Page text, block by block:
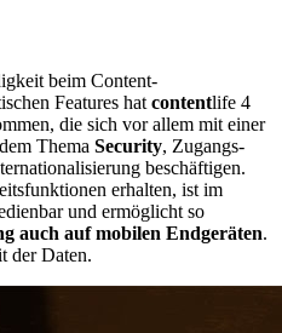
beim Content-
Features hat contentlife 4
die sich vor allem mit einer
Thema Security, Zugangs-
beschäftigen.
erhalten, ist im
und ermöglicht so
auch auf mobilen Endgeräten.
der Daten.